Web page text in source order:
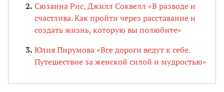
Сюзанна Рис, Джилл Соквелл «В разводе и
счастлива. Как пройти через расставание и
создать жизнь, которую вы полюбите»
Юлия Пирумова «Все дороги ведут к себе.
Путешествие за женской силой и мудростью»